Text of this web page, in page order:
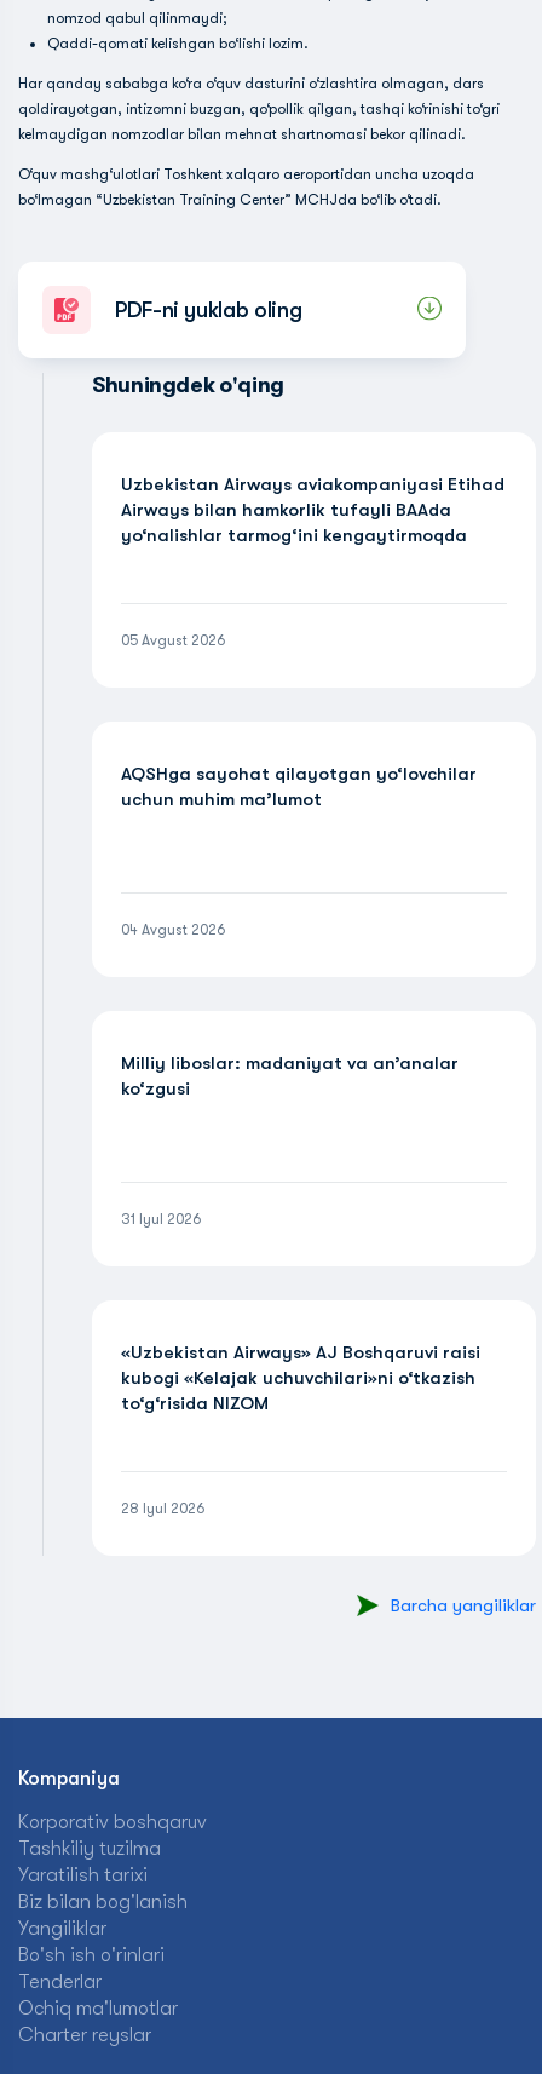
nomzod qabul qilinmaydi;
Qaddi-qomati kelishgan bo‘lishi lozim.
Har qanday sababga ko‘ra o‘quv dasturini o‘zlashtira olmagan, dars
qoldirayotgan, intizomni buzgan, qo‘pollik qilgan, tashqi ko‘rinishi to‘gri
kelmaydigan nomzodlar bilan mehnat shartnomasi bekor qilinadi.
O‘quv mashg‘ulotlari Toshkent xalqaro aeroportidan uncha uzoqda
bo‘lmagan “Uzbekistan Training Center” MCHJda bo‘lib o‘tadi.
PDF-ni yuklab oling
Shuningdek o'qing
Uzbekistan Airways aviakompaniyasi Etihad
Airways bilan hamkorlik tufayli BAAda
yo‘nalishlar tarmog‘ini kengaytirmoqda
05 Avgust 2026
AQSHga sayohat qilayotgan yo‘lovchilar
uchun muhim ma’lumot
04 Avgust 2026
Milliy liboslar: madaniyat va an’analar
ko‘zgusi
31 Iyul 2026
«Uzbekistan Airways» AJ Boshqaruvi raisi
kubogi «Kelajak uchuvchilari»ni o‘tkazish
to‘g‘risida NIZOM
28 Iyul 2026
Barcha yangiliklar
Kompaniya
Korporativ boshqaruv
Tashkiliy tuzilma
Yaratilish tarixi
Biz bilan bog'lanish
Yangiliklar
Bo'sh ish o'rinlari
Tenderlar
Ochiq ma'lumotlar
Charter reyslar